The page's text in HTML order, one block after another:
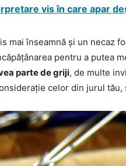
vis în care apar
mai înseamnă și un necaz
pentru a putea
parte de griji, de multe
celor din jurul